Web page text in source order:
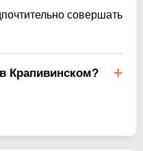
совершать
Крапивинском?